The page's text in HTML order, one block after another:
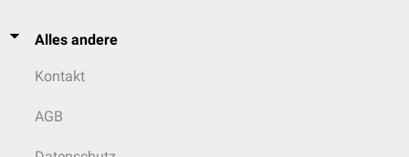
Alles andere
Kontakt
AGB